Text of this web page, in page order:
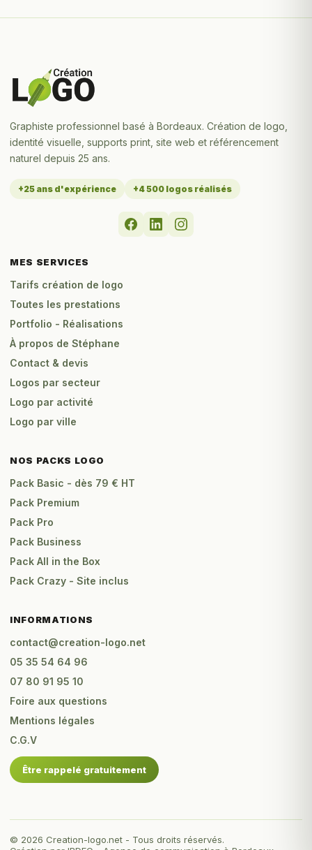
Graphiste professionnel basé à Bordeaux. Création de logo,
identité visuelle, supports print, site web et référencement
naturel depuis 25 ans.
+25 ans d'expérience +4 500 logos réalisés
MES SERVICES
Tarifs création de logo
Toutes les prestations
Portfolio - Réalisations
À propos de Stéphane
Contact & devis
Logos par secteur
Logo par activité
Logo par ville
NOS PACKS LOGO
Pack Basic - dès 79 € HT
Pack Premium
Pack Pro
Pack Business
Pack All in the Box
Pack Crazy - Site inclus
INFORMATIONS
contact@creation-logo.net
05 35 54 64 96
07 80 91 95 10
Foire aux questions
Mentions légales
C.G.V
Être rappelé gratuitement
© 2026 Creation-logo.net - Tous droits réservés.